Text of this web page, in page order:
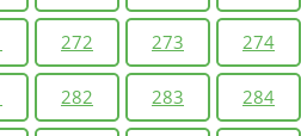
272 273 274
282 283 284